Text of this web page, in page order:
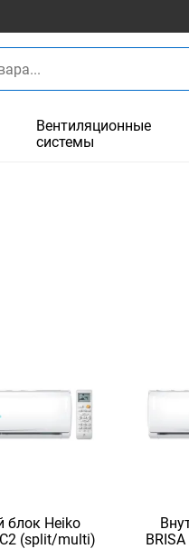
Вентиляционные
системы
блок Heiko
(split/multi)